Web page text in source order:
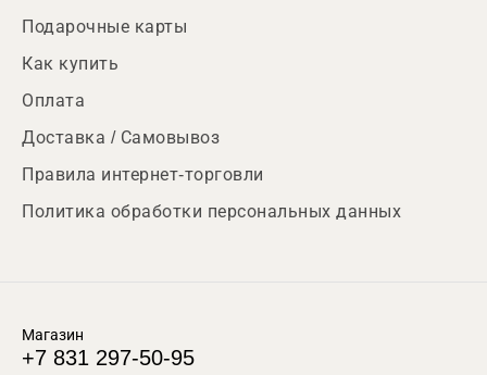
Подарочные карты
Как купить
Оплата
Доставка / Самовывоз
Правила интернет-торговли
Политика обработки персональных данных
Магазин
+7 831 297-50-95